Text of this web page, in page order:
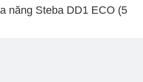
năng Steba DD1 ECO (5
thân thiện với môi trường
vitamin và trên 90% amino axit có